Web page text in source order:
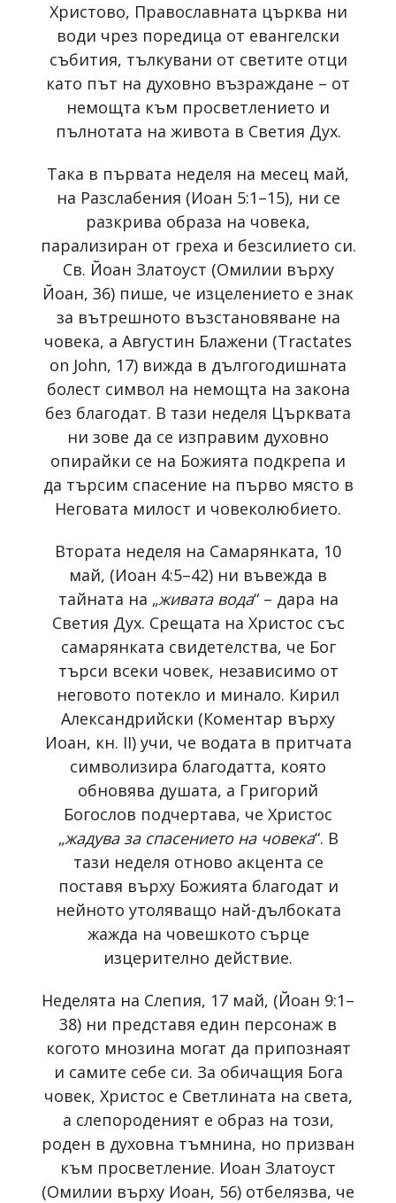
Христово, Православната църква ни
води чрез поредица от евангелски
събития, тълкувани от светите отци
като път на духовно възраждане – от
немощта към просветлението и
пълнотата на живота в Светия Дух.
Така в първата неделя на месец май,
на Разслабения (Иоан 5:1–15), ни се
разкрива образа на човека,
парализиран от греха и безсилието си.
Св. Йоан Златоуст (Омилии върху
Йоан, 36) пише, че изцелението е знак
за вътрешното възстановяване на
човека, а Августин Блажени (Tractates
on John, 17) вижда в дългогодишната
болест символ на немощта на закона
без благодат. В тази неделя Църквата
ни зове да се изправим духовно
опирайки се на Божията подкрепа и
да търсим спасение на първо място в
Неговата милост и човеколюбието.
Втората неделя на Самарянката, 10
май, (Иоан 4:5–42) ни въвежда в
тайната на „живата вода“ – дара на
Светия Дух. Срещата на Христос със
самарянката свидетелства, че Бог
търси всеки човек, независимо от
неговото потекло и минало. Кирил
Александрийски (Коментар върху
Иоан, кн. II) учи, че водата в притчата
символизира благодатта, която
обновява душата, а Григорий
Богослов подчертава, че Христос
„жадува за спасението на човека“. В
тази неделя отново акцента се
поставя върху Божията благодат и
нейното утоляващо най-дълбоката
жажда на човешкото сърце
изцерително действие.
Неделята на Слепия, 17 май, (Йоан 9:1–
38) ни представя един персонаж в
когото мнозина могат да припознаят
и самите себе си. За обичащия Бога
човек, Христос е Светлината на света,
а слепороденият е образ на този,
роден в духовна тъмнина, но призван
към просветление. Иоан Златоуст
(Омилии върху Иоан, 56) отбелязва, че